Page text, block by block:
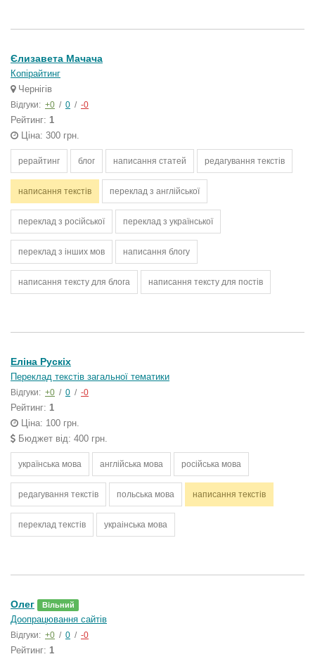
Єлизавета Мачача
Копірайтинг
Чернігів
Відгуки: +0 / 0 / -0
Рейтинг: 1
Ціна: 300 грн.
рерайтинг блог написання статей редагування текстів
написання текстів переклад з англійської
переклад з російської переклад з української
переклад з інших мов написання блогу
написання тексту для блога написання тексту для постів
Еліна Рускіх
Переклад текстів загальної тематики
Відгуки: +0 / 0 / -0
Рейтинг: 1
Ціна: 100 грн.
Бюджет від: 400 грн.
українська мова англійська мова російська мова
редагування текстів польська мова написання текстів
переклад текстів украінська мова
Олег Вільний
Доопрацювання сайтів
Відгуки: +0 / 0 / -0
Рейтинг: 1